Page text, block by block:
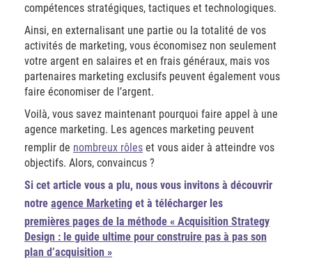
compétences stratégiques, tactiques et technologiques.
Ainsi, en externalisant une partie ou la totalité de vos
activités de marketing, vous économisez non seulement
votre argent en salaires et en frais généraux, mais vos
partenaires marketing exclusifs peuvent également vous
faire économiser de l’argent.
Voilà, vous savez maintenant pourquoi faire appel à une
agence marketing. Les agences marketing peuvent
remplir de nombreux rôles et vous aider à atteindre vos
objectifs. Alors, convaincus ?
Si cet article vous a plu, nous vous invitons à découvrir
notre agence Marketing et à télécharger les
premières pages de la méthode « Acquisition Strategy
Design : le guide ultime pour construire pas à pas son
plan d’acquisition »